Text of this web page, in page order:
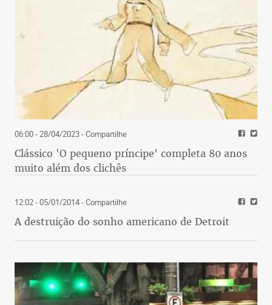
06:00 - 28/04/2023- Compartilhe
Clássico 'O pequeno príncipe' completa 80 anos
muito além dos clichês
12:02 - 05/01/2014- Compartilhe
A destruição do sonho americano de Detroit